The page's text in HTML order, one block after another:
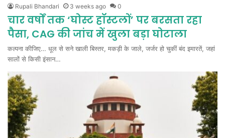
Rupali Bhandari 3 weeks ago 0
चार वर्षों तक ‘घोस्ट हॉस्टलों’ पर बरसता रहा
पैसा, CAG की जांच में खुला बड़ा घोटाला
कल्पना कीजिए… धूल से सने खाली बिस्तर, मकड़ी के जाले, जर्जर हो चुकीं बंद इमारतें, जहां
सालों से किसी इंसान…